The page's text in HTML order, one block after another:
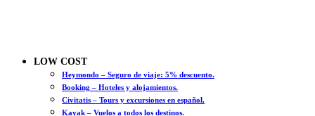
LOW COST
Heymondo – Seguro de viaje: 5% descuento.
Booking – Hoteles y alojamientos.
Civitatis – Tours y excursiones en español.
Kayak – Vuelos a todos los destinos.